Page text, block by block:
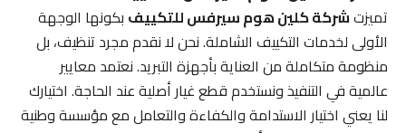
تميزتشركة كلين هوم سيرفس للتكييفبكونها الوجهة
الأولى لخدمات التكييف الشاملة. نحن لا نقدم مجرد تنظيف، بل
منظومة متكاملة من العناية بأجهزة التبريد. نعتمد معايير
عالمية في التنفيذ ونستخدم قطع غيار أصلية عند الحاجة. اختيارك
لنا يعني اختيار الاستدامة والكفاءة والتعامل مع مؤسسة وطنية